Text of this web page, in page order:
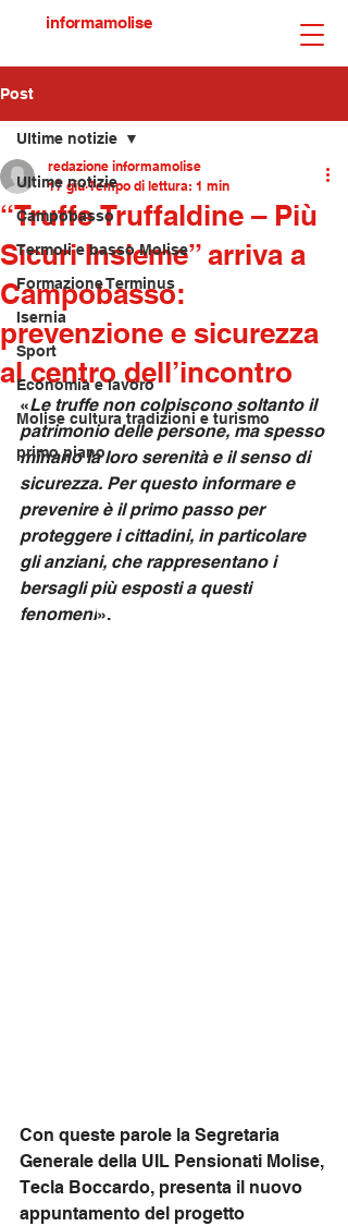
informamolise
Post
Ultime notizie
Campobasso
Termoli e basso Molise
Formazione Terminus
Isernia
Sport
Economia e lavoro
Molise cultura tradizioni e turismo
primo piano
Ultime notizie
“Truffe Truffaldine – Più
Sicuri Insieme” arriva a
Campobasso:
prevenzione e sicurezza
al centro dell’incontro
redazione informamolise
17 giu Tempo di lettura: 1 min
«Le truffe non colpiscono soltanto il
patrimonio delle persone, ma spesso
minano la loro serenità e il senso di
sicurezza. Per questo informare e
prevenire è il primo passo per
proteggere i cittadini, in particolare
gli anziani, che rappresentano i
bersagli più esposti a questi
fenomeni».
Con queste parole la Segretaria
Generale della UIL Pensionati Molise,
Tecla Boccardo, presenta il nuovo
appuntamento del progetto